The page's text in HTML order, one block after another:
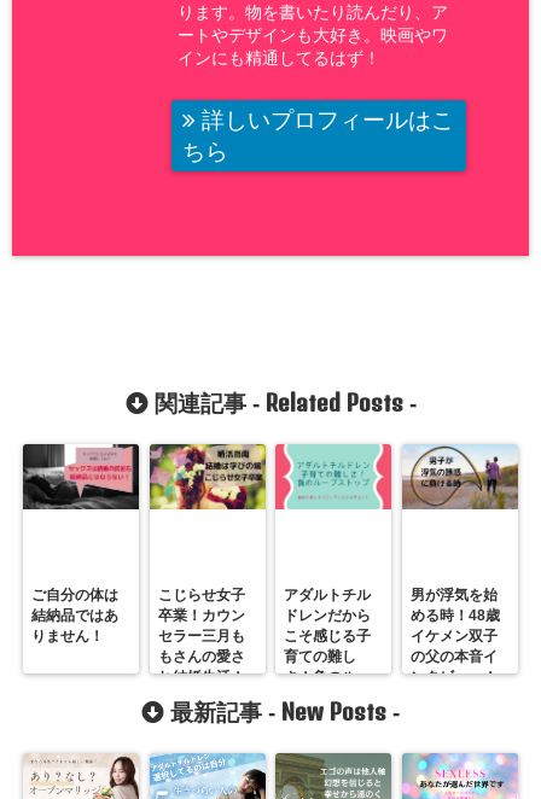
ります。物を書いたり読んだり、ア
ートやデザインも大好き。映画やワ
インにも精通してるはず！
詳しいプロフィールはこ
ちら
関連記事 - Related Posts-
ご自分の体は
結納品ではあ
りません！
こじらせ女子
卒業！カウン
セラー三月も
もさんの愛さ
れ結婚生活！
アダルトチル
ドレンだから
こそ感じる子
育ての難し
さ！負のルー
プはここで止
めたいのに。
例４
男が浮気を始
める時！48歳
イケメン双子
の父の本音イ
ンタビュー！
最新記事 - New Posts -